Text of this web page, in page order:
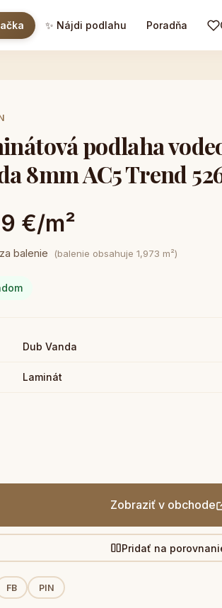
✨ Nájdi podlahu Poradňa
podlaha
8mm AC5 Trend
€/m²
za balenie (balenie obsahuje 1,973 m²)
Dub Vanda
Laminát
Zobraziť v obchode
Pridať na
FB PIN